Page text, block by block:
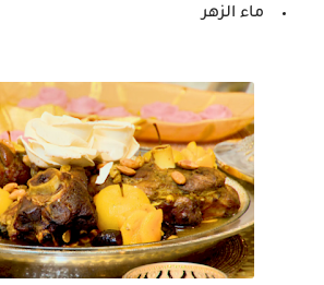
ماء الزهر